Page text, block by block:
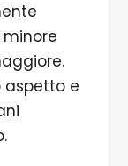
aspetto e